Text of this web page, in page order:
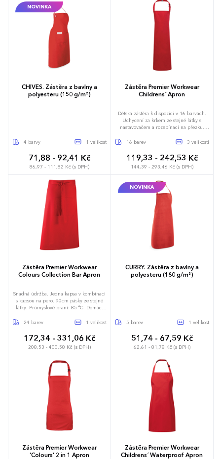
72 x 86 cm 67 x 78 cm
NOVINKA
CHIVES. Zástěra z bavlny a
polyesteru (150 g/m²)
4 barvy 1 velikost
71,88 - 92,41 Kč
86,97 - 111,82 Kč (s DPH)
Univerzální
Zástěra Premier Workwear
Childrens´ Apron
Dětská zástěra k dispozici v 16 barvách.
Uchycení za krkem ze stejné látky s
nastavovačem a rozepínací na přezku.
Šířka: dítě 43 cm, junior 48 cm. Délka:
16 barev 3 velikosti
119,33 - 242,53 Kč
144,39 - 293,46 Kč (s DPH)
4-6 let
Zástěra Premier Workwear
Colours Collection Bar Apron
Snadná údržba. Jedna kapsa v kombinaci
s kapsou na pero. 90cm pásky ze stejné
látky. Průmyslové praní: 85 °C. Domácí
cm (šířka x výška). Certifikace WRAP.
24 barev 1 velikost
172,34 - 331,06 Kč
208,53 - 400,58 Kč (s DPH)
90 x 80 cm
NOVINKA
CURRY. Zástěra z bavlny a
polyesteru (180 g/m²)
5 barev 1 velikost
51,74 - 67,59 Kč
62,61 - 81,78 Kč (s DPH)
Univerzální
Zástěra Premier Workwear
‘Colours’ 2 in 1 Apron
Zástěra Premier Workwear
Childrens´ Waterproof Apron